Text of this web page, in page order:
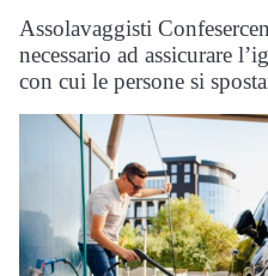
Assolavaggisti
necessario ad assicurare
con cui le persone si